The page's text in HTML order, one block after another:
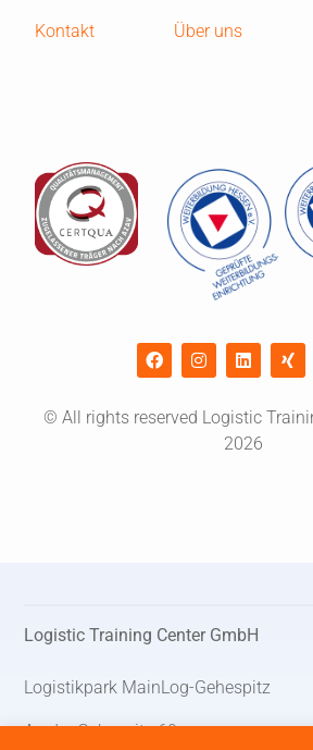
Kontakt Über uns
© All rights reserved Logistic
2026
Logistic Training Center GmbH
Logistikpark MainLog-Gehespitz
An der Gehespitz 60